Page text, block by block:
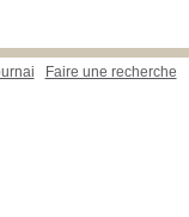
Faire une recherche